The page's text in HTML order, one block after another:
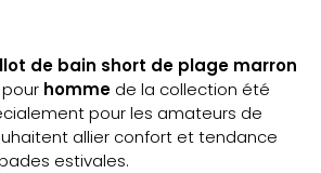
de bain short de plage marron
pour homme de la collection été
pour les amateurs de
allier confort et tendance
estivales.